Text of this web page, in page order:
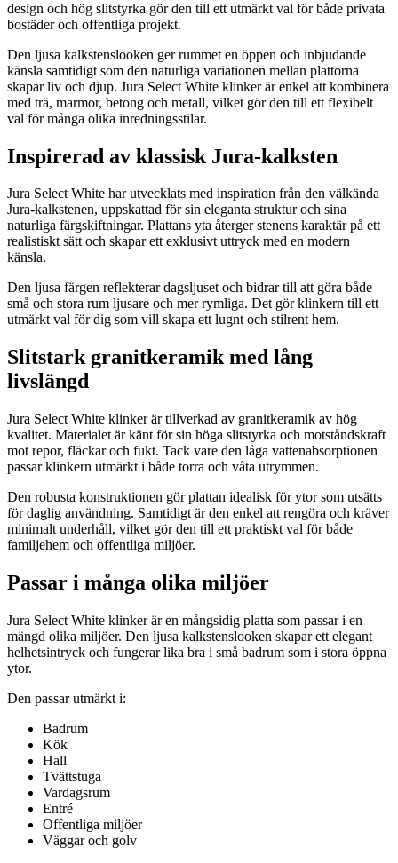
design och hög slitstyrka gör den till ett utmärkt val för både privata
bostäder och offentliga projekt.
Den ljusa kalkstenslooken ger rummet en öppen och inbjudande
känsla samtidigt som den naturliga variationen mellan plattorna
skapar liv och djup. Jura Select White klinker är enkel att kombinera
med trä, marmor, betong och metall, vilket gör den till ett flexibelt
val för många olika inredningsstilar.
Inspirerad av klassisk Jura-kalksten
Jura Select White har utvecklats med inspiration från den välkända
Jura-kalkstenen, uppskattad för sin eleganta struktur och sina
naturliga färgskiftningar. Plattans yta återger stenens karaktär på ett
realistiskt sätt och skapar ett exklusivt uttryck med en modern
känsla.
Den ljusa färgen reflekterar dagsljuset och bidrar till att göra både
små och stora rum ljusare och mer rymliga. Det gör klinkern till ett
utmärkt val för dig som vill skapa ett lugnt och stilrent hem.
Slitstark granitkeramik med lång
livslängd
Jura Select White klinker är tillverkad av granitkeramik av hög
kvalitet. Materialet är känt för sin höga slitstyrka och motståndskraft
mot repor, fläckar och fukt. Tack vare den låga vattenabsorptionen
passar klinkern utmärkt i både torra och våta utrymmen.
Den robusta konstruktionen gör plattan idealisk för ytor som utsätts
för daglig användning. Samtidigt är den enkel att rengöra och kräver
minimalt underhåll, vilket gör den till ett praktiskt val för både
familjehem och offentliga miljöer.
Passar i många olika miljöer
Jura Select White klinker är en mångsidig platta som passar i en
mängd olika miljöer. Den ljusa kalkstenslooken skapar ett elegant
helhetsintryck och fungerar lika bra i små badrum som i stora öppna
ytor.
Den passar utmärkt i:
Badrum
Kök
Hall
Tvättstuga
Vardagsrum
Entré
Offentliga miljöer
Väggar och golv